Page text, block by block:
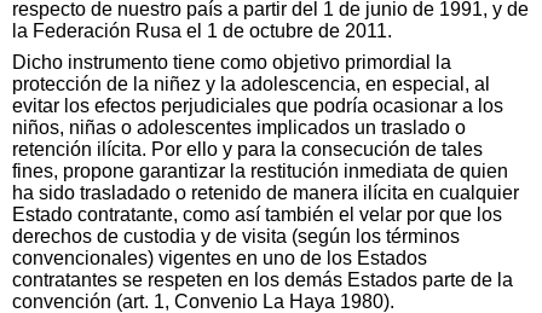
respecto de nuestro país a partir del 1 de junio de 1991, y de
la Federación Rusa el 1 de octubre de 2011.
Dicho instrumento tiene como objetivo primordial la
protección de la niñez y la adolescencia, en especial, al
evitar los efectos perjudiciales que podría ocasionar a los
niños, niñas o adolescentes implicados un traslado o
retención ilícita. Por ello y para la consecución de tales
fines, propone garantizar la restitución inmediata de quien
ha sido trasladado o retenido de manera ilícita en cualquier
Estado contratante, como así también el velar por que los
derechos de custodia y de visita (según los términos
convencionales) vigentes en uno de los Estados
contratantes se respeten en los demás Estados parte de la
convención (art. 1, Convenio La Haya 1980).